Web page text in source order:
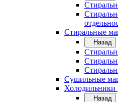
Стиральные
Назад
Сушильные
Холодильники
Назад